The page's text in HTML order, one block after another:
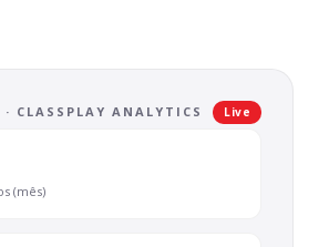
CLASSPLAY ANALYTICS Live
(mês)